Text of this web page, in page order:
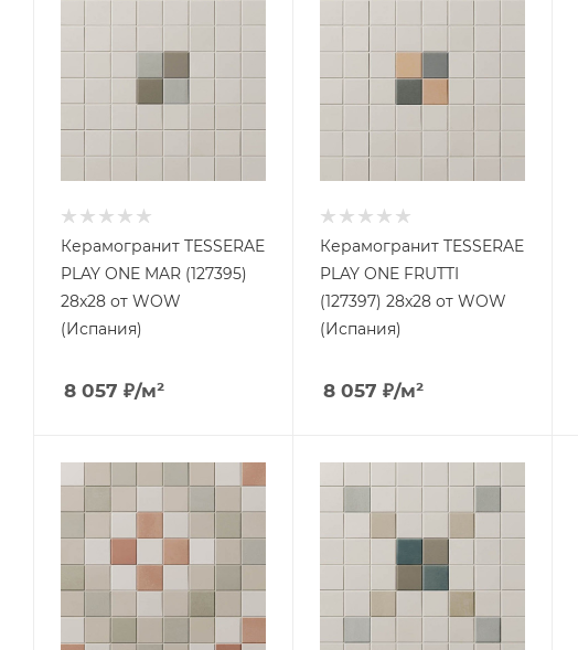
Керамогранит TESSERAE
PLAY ONE MAR (127395)
28x28 от WOW
(Испания)
8 057 ₽/м²
Керамогранит TESSERAE
PLAY ONE FRUTTI
(127397) 28x28 от WOW
(Испания)
8 057 ₽/м²